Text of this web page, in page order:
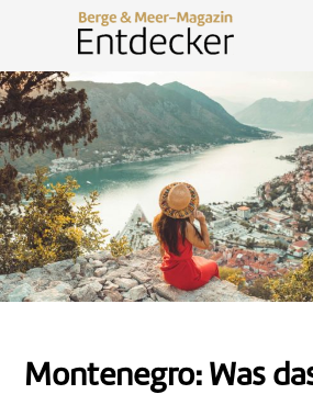
Montenegro: Was